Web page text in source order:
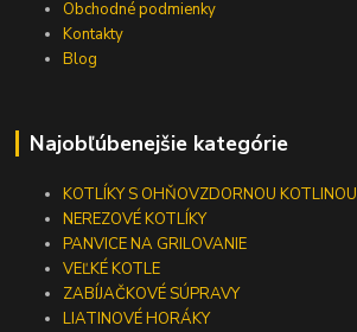
Obchodné podmienky
Kontakty
Blog
Najobľúbenejšie kategórie
KOTLÍKY S OHŇOVZDORNOU KOTLINOU
NEREZOVÉ KOTLÍKY
PANVICE NA GRILOVANIE
VEĽKÉ KOTLE
ZABÍJAČKOVÉ SÚPRAVY
LIATINOVÉ HORÁKY